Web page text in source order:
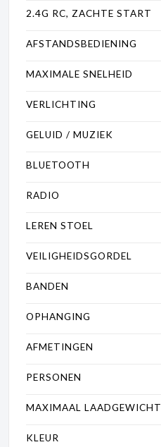
2.4G RC, ZACHTE START
AFSTANDSBEDIENING
MAXIMALE SNELHEID
VERLICHTING
GELUID / MUZIEK
BLUETOOTH
RADIO
LEREN STOEL
VEILIGHEIDSGORDEL
BANDEN
OPHANGING
AFMETINGEN
PERSONEN
MAXIMAAL LAADGEWICHT
KLEUR